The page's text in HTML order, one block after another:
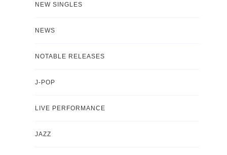
NEW SINGLES
NEWS
NOTABLE RELEASES
J-POP
LIVE PERFORMANCE
JAZZ